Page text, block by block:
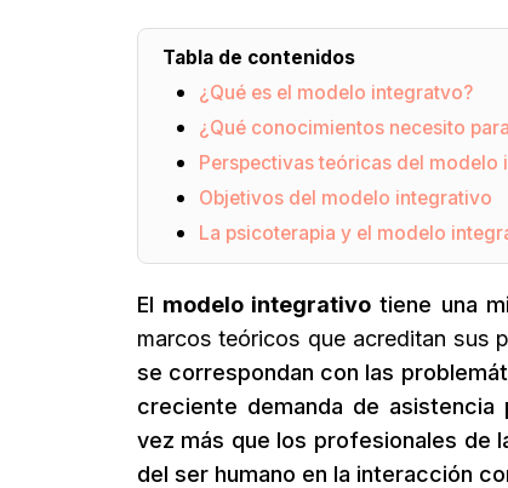
Tabla de contenidos
¿Qué es el modelo integratvo?
¿Qué conocimientos necesito
Perspectivas teóricas del modelo
Objetivos del modelo integrativo
La psicoterapia y el modelo
El modelo integrativo tiene una
marcos teóricos que acreditan sus
se correspondan con las
creciente demanda de
vez más que los profesionales de
del ser humano en la interacción